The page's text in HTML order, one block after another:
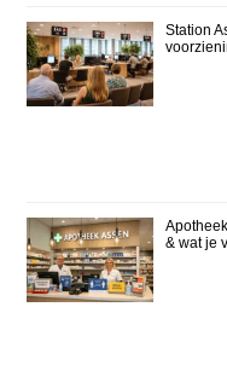
Station
& wat je